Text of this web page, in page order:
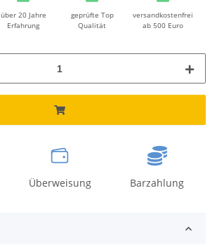
über 20 Jahre
Erfahrung
geprüfte Top
Qualität
versandkostenfrei
ab 500 Euro
Überweisung Barzahlung